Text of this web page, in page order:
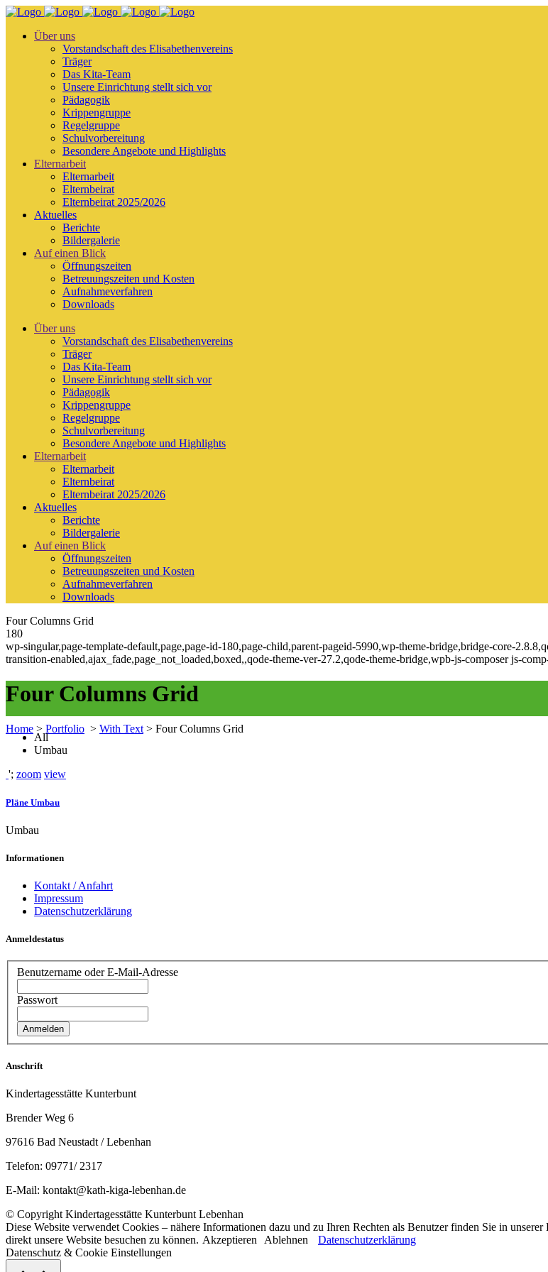
Über uns
Vorstandschaft des Elisabethenvereins
Träger
Das Kita-Team
Unsere Einrichtung stellt sich vor
Pädagogik
Krippengruppe
Regelgruppe
Schulvorbereitung
Besondere Angebote und Highlights
Elternarbeit
Elternarbeit
Elternbeirat
Elternbeirat 2025/2026
Aktuelles
Berichte
Bildergalerie
Auf einen Blick
Öffnungszeiten
Betreuungszeiten und Kosten
Aufnahmeverfahren
Downloads
Über uns
Vorstandschaft des Elisabethenvereins
Träger
Das Kita-Team
Unsere Einrichtung stellt sich vor
Pädagogik
Krippengruppe
Regelgruppe
Schulvorbereitung
Besondere Angebote und Highlights
Elternarbeit
Elternarbeit
Elternbeirat
Elternbeirat 2025/2026
Aktuelles
Berichte
Bildergalerie
Auf einen Blick
Öffnungszeiten
Betreuungszeiten und Kosten
Aufnahmeverfahren
Downloads
Four Columns Grid
180
wp-singular,page-template-default,page,page-id-180,page-child,parent-pageid-5990,wp-theme-bridge,bridge-core-
transition-enabled,ajax_fade,page_not_loaded,boxed,,qode-theme-ver-27.2,qode-theme-bridge,wpb-js-composer js-
Four Columns Grid
Home > Portfolio > With Text > Four Columns Grid
All
Umbau
'; zoom view
Pläne Umbau
Umbau
Informationen
Kontakt / Anfahrt
Impressum
Datenschutzerklärung
Anmeldestatus
Benutzername oder E-Mail-Adresse
Passwort
Anschrift
Kindertagesstätte Kunterbunt
Brender Weg 6
97616 Bad Neustadt / Lebenhan
Telefon: 09771/ 2317
E-Mail: kontakt@kath-kiga-lebenhan.de
© Copyright Kindertagesstätte Kunterbunt Lebenhan
Diese Website verwendet Cookies – nähere Informationen dazu und zu Ihren Rechten als Benutzer finden Sie in
direkt unsere Website besuchen zu können. Akzeptieren Ablehnen
Datenschutzerklärung
Datenschutz & Cookie Einstellungen